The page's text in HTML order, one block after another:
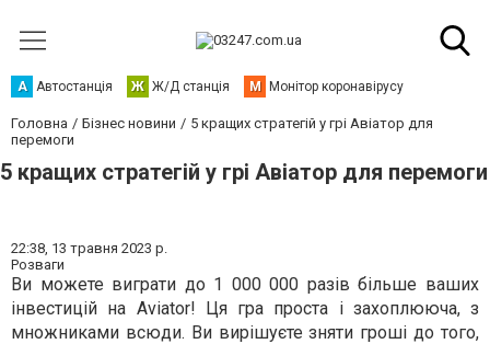
А Автостанція Ж Ж/Д станція М Монітор коронавірусу
Головна Бізнес новини
5 кращих стратегій у грі Авіатор для
перемоги
5 кращих стратегій у грі Авіатор для перемоги
22:38, 13 травня 2023 р.
Розваги
Ви можете виграти до 1 000 000 разів більше ваших
інвестицій на Aviator! Ця гра проста і захоплююча, з
множниками всюди. Ви вирішуєте зняти гроші до того,